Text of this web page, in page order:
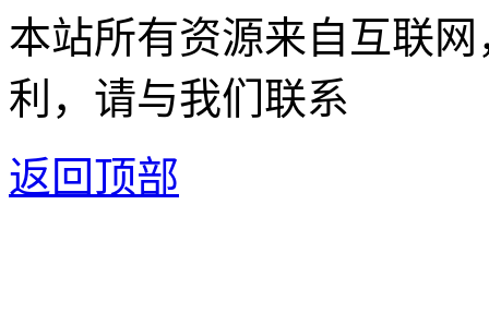
本站所有资源来自互联
利，请与我们联系
返回顶部